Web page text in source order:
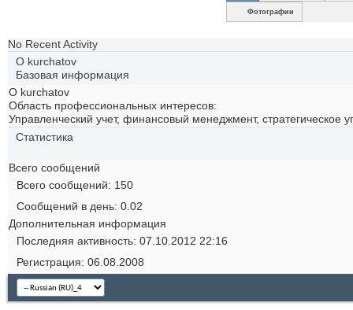
Фотографии
No Recent Activity
О kurchatov
Базовая информация
О kurchatov
Область профессиональных интересов:
Управленческий учет, финансовый менеджмент, стратегическое
Статистика
Всего сообщений
Всего сообщений
150
Сообщений в день 0.02
Дополнительная информация
Последняя активность 07.10.2012 22:16
Регистрация 06.08.2008